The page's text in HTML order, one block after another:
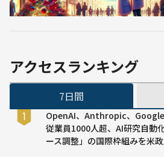
アクセスランキング
7日間
OpenAI、Anthropic、
従業員1000人超、AI研究自動
ース調整」の国際枠組みを米